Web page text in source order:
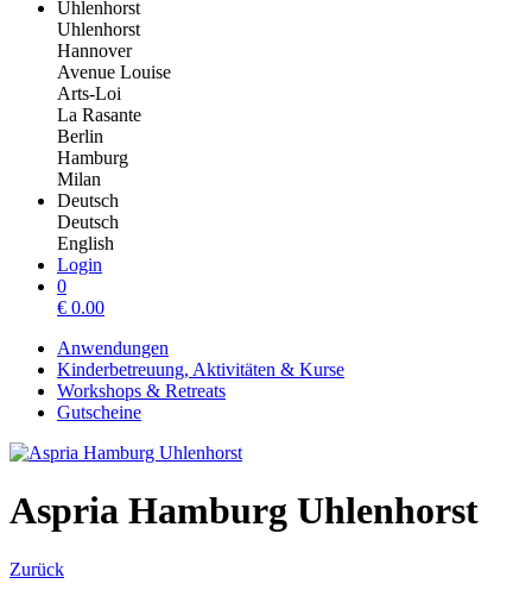
Uhlenhorst
Uhlenhorst
Hannover
Avenue Louise
Arts-Loi
La Rasante
Berlin
Hamburg
Milan
Deutsch
Deutsch
English
Login
0
€ 0.00
Anwendungen
Kinderbetreuung, Aktivitäten & Kurse
Workshops & Retreats
Gutscheine
Aspria Hamburg Uhlenhorst
Zurück